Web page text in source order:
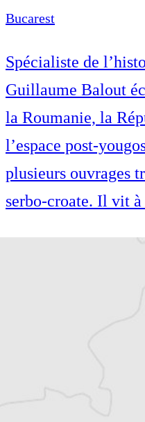
Bucarest
Spécialiste de
Guillaume Balout
la Roumanie, la
l’espace post-
plusieurs ouvrages
serbo-croate. Il vit à